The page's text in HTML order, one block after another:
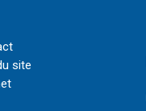
site